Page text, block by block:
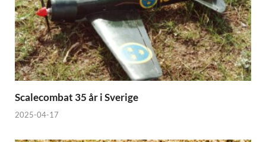
Scalecombat 35 år i Sverige
2025-04-17